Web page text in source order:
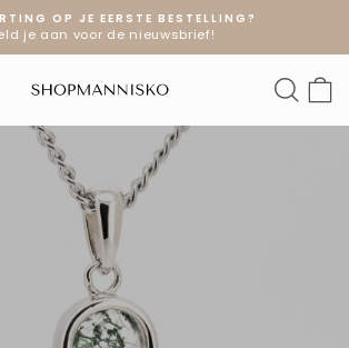
Diavoorstelling
OP JE EERSTE BESTELLING?
je aan voor de nieuwsbrief!